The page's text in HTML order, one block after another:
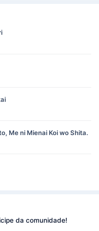
Me ni Mienai Koi wo Shita.
da comunidade!